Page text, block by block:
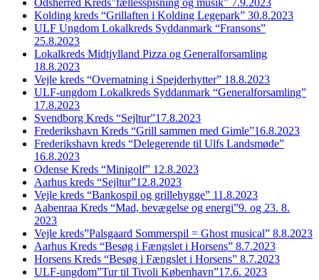
Odsherred Kreds”fællesspisning og musik” 7.9.2023
Kolding kreds “Grillaften i Kolding Legepark” 30.8.2023
ULF Ungdom Lokalkreds Syddanmark “Fransons”
25.8.2023
Lokalkreds Midtjylland Pizza og Generalforsamling
18.8.2023
Vejle kreds “Overnatning i Spejderhytter” 18.8.2023
ULF-ungdom Lokalkreds Syddanmark “Generalforsamling”
17.8.2023
Svendborg Kreds “Sejltur”17.8.2023
Frederikshavn Kreds “Grill sammen med Gimle”16.8.2023
Frederikshavn kreds “Delegerende til Ulfs Landsmøde”
16.8.2023
Odense Kreds “Minigolf” 12.8.2023
Aarhus kreds “Sejltur”12.8.2023
Vejle kreds “Bankospil og grillehygge” 11.8.2023
Aabenraa Kreds “Mad, bevægelse og energi”9. og 23. 8.
2023
Vejle kreds”Palsgaard Sommerspil = Ghost musical” 8.8.2023
Aarhus Kreds “Besøg i Fængslet i Horsens” 8.7.2023
Horsens Kreds “Besøg i Fængslet i Horsens” 8.7.2023
ULF-ungdom”Tur til Tivoli København”17.6. 2023